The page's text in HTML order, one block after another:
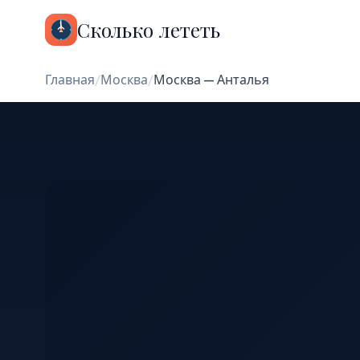
Сколько лететь
Главная/Москва/Москва — Анталья